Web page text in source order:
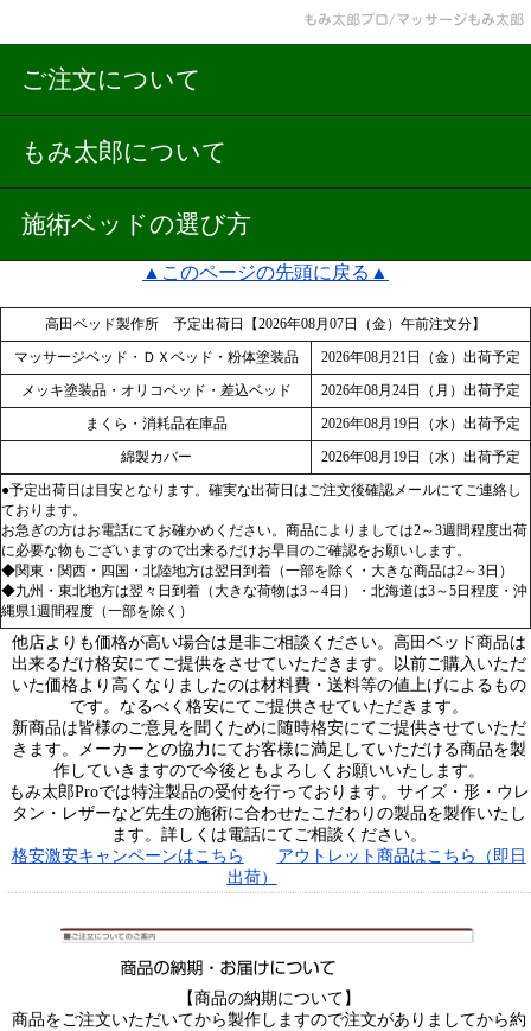
ご注文について
もみ太郎について
施術ベッドの選び方
▲このページの先頭に戻る▲
高田ベッド製作所 予定出荷日【2026年08月07日（金）午前注文分】
マッサージベッド・ＤＸベッド・粉体塗装品
2026年08月21日（金）出荷予定
メッキ塗装品・オリコベッド・差込ベッド
2026年08月24日（月）出荷予定
まくら・消耗品在庫品
2026年08月19日（水）出荷予定
綿製カバー
2026年08月19日（水）出荷予定
●予定出荷日は目安となります。確実な出荷日はご注文後確認メールにてご連絡し
ております。
お急ぎの方はお電話にてお確かめください。商品によりましては2～3週間程度出荷
に必要な物もございますので出来るだけお早目のご確認をお願いします。
◆関東・関西・四国・北陸地方は翌日到着（一部を除く・大きな商品は2～3日）
◆九州・東北地方は翌々日到着（大きな荷物は3～4日）・北海道は3～5日程度・沖
縄県1週間程度（一部を除く）
他店よりも価格が高い場合は是非ご相談ください。高田ベッド商品は
出来るだけ格安にてご提供をさせていただきます。以前ご購入いただ
いた価格より高くなりましたのは材料費・送料等の値上げによるもの
です。なるべく格安にてご提供させていただきます。
新商品は皆様のご意見を聞くために随時格安にてご提供させていただ
きます。メーカーとの協力にてお客様に満足していただける商品を製
作していきますので今後ともよろしくお願いいたします。
もみ太郎Proでは特注製品の受付を行っております。サイズ・形・ウレ
タン・レザーなど先生の施術に合わせたこだわりの製品を製作いたし
ます。詳しくは電話にてご相談ください。
格安激安キャンペーンはこちら
アウトレット商品はこちら（即日
出荷）
【商品の納期について】
商品をご注文いただいてから製作しますので注文がありましてから約